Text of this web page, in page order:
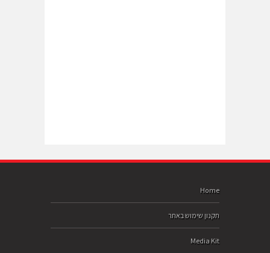
Home
תקנון שימוש באתר
Media Kit